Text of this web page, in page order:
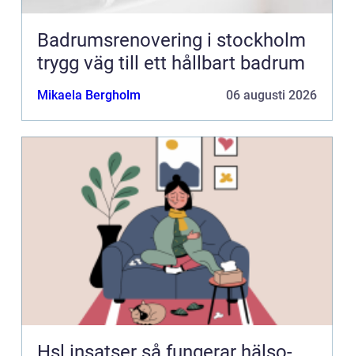
Badrumsrenovering i stockholm
trygg väg till ett hållbart badrum
Mikaela Bergholm 06 augusti 2026